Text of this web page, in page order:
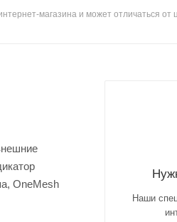
магазина и может отличаться от
OneMesh
Наши